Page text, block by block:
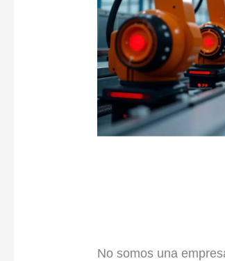
No somos una